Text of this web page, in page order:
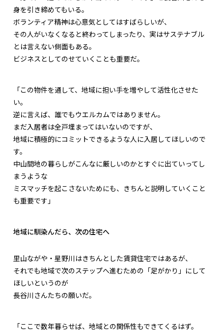
身を引き締めてもいる。
ボランティア精神は心意気としてはすばらしいが、
その人がいなくなると終わってしまったり、実はサステナブル
とは言えない側面もある。
ビジネスとしてのせていくことも重要だ。
「この物件を通して、地域に担い手を増やして活性化させた
い。
逆に言えば、誰でもウエルカムではありません。
まだ入居者は全戸埋まってはいないのですが、
地域に積極的にコミットできるような人に入居してほしいので
す。
中山間地の暮らしがこんなに厳しいのかとすぐに出ていってし
まうような
ミスマッチを起こさないためにも、きちんと説明していくこと
も重要です」
地域に馴染んだら、次の住宅へ
里山ながや・星野川はきちんとした賃貸住宅ではあるが、
それでも地域で次のステップへ進むための「足がかり」にして
ほしいというのが
長谷川さんたちの願いだ。
「ここで数年暮らせば、地域との関係性もできてくるはず。